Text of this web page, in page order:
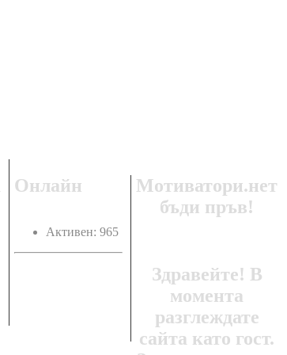
Онлайн
Активен: 965
Мотиватори.нет
бъди пръв!
Здравейте! В
момента
разглеждате
сайта като гост.